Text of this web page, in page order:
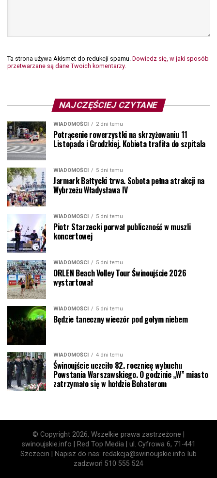
Ta strona używa Akismet do redukcji spamu. Dowiedz się, w jaki sposób
przetwarzane są dane Twoich komentarzy.
NAJCZĘŚCIEJ CZYTANE
WIADOMOŚCI 2 dni temu
Potrącenie rowerzystki na skrzyżowaniu 11
Listopada i Grodzkiej. Kobieta trafiła do szpitala
WIADOMOŚCI 5 dni temu
Jarmark Bałtycki trwa. Sobota pełna atrakcji na
Wybrzeżu Władysława IV
WIADOMOŚCI 5 dni temu
Piotr Starzecki porwał publiczność w muszli
koncertowej
WIADOMOŚCI 5 dni temu
ORLEN Beach Volley Tour Świnoujście 2026
wystartował
WIADOMOŚCI 5 dni temu
Będzie taneczny wieczór pod gołym niebem
WIADOMOŚCI 4 dni temu
Świnoujście uczciło 82. rocznicę wybuchu
Powstania Warszawskiego. O godzinie „W” miasto
zatrzymało się w hołdzie Bohaterom
© Copyright 2026, Wszelkie prawa zastrzeżone |
swinoujskie.info | Red Top Media | ul. Cyfrowa 6, 71-441
Szczecin | Napisz do nas: redakcja@swinoujskie.info lub
zadzwoń 510 555 524